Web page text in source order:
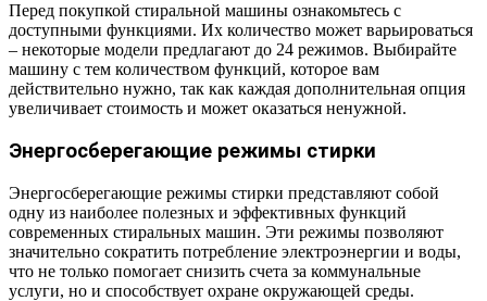
Перед покупкой стиральной машины ознакомьтесь с
доступными функциями. Их количество может варьироваться
– некоторые модели предлагают до 24 режимов. Выбирайте
машину с тем количеством функций, которое вам
действительно нужно, так как каждая дополнительная опция
увеличивает стоимость и может оказаться ненужной.
Энергосберегающие режимы стирки
Энергосберегающие режимы стирки представляют собой
одну из наиболее полезных и эффективных функций
современных стиральных машин. Эти режимы позволяют
значительно сократить потребление электроэнергии и воды,
что не только помогает снизить счета за коммунальные
услуги, но и способствует охране окружающей среды.